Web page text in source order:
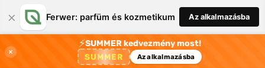
× Ferwer: parfüm és kozmetikum Az alkalmazásba
×
⚡SUMMER kedvezmény most!
SUMMER Az alkalmazásba